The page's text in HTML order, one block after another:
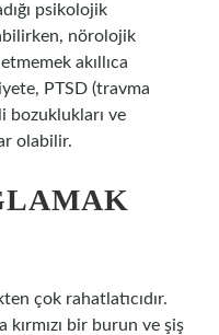
psikolojik
nörolojik
akıllıca
PTSD (travma
bozuklukları ve
olabilir.
çok rahatlatıcıdır.
bir burun ve şiş